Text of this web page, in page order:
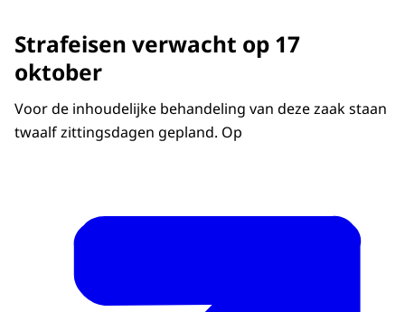
Strafeisen verwacht op 17
oktober
Voor de inhoudelijke behandeling van deze zaak staan
twaalf zittingsdagen gepland. Op